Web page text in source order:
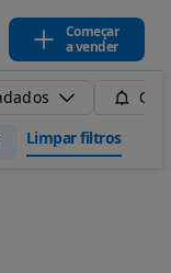
Começar
a vender
Limpar filtros